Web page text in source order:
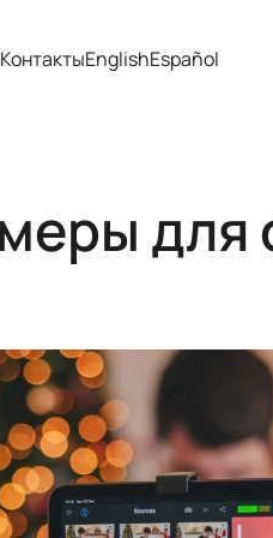
КонтактыEnglishEspañol
для